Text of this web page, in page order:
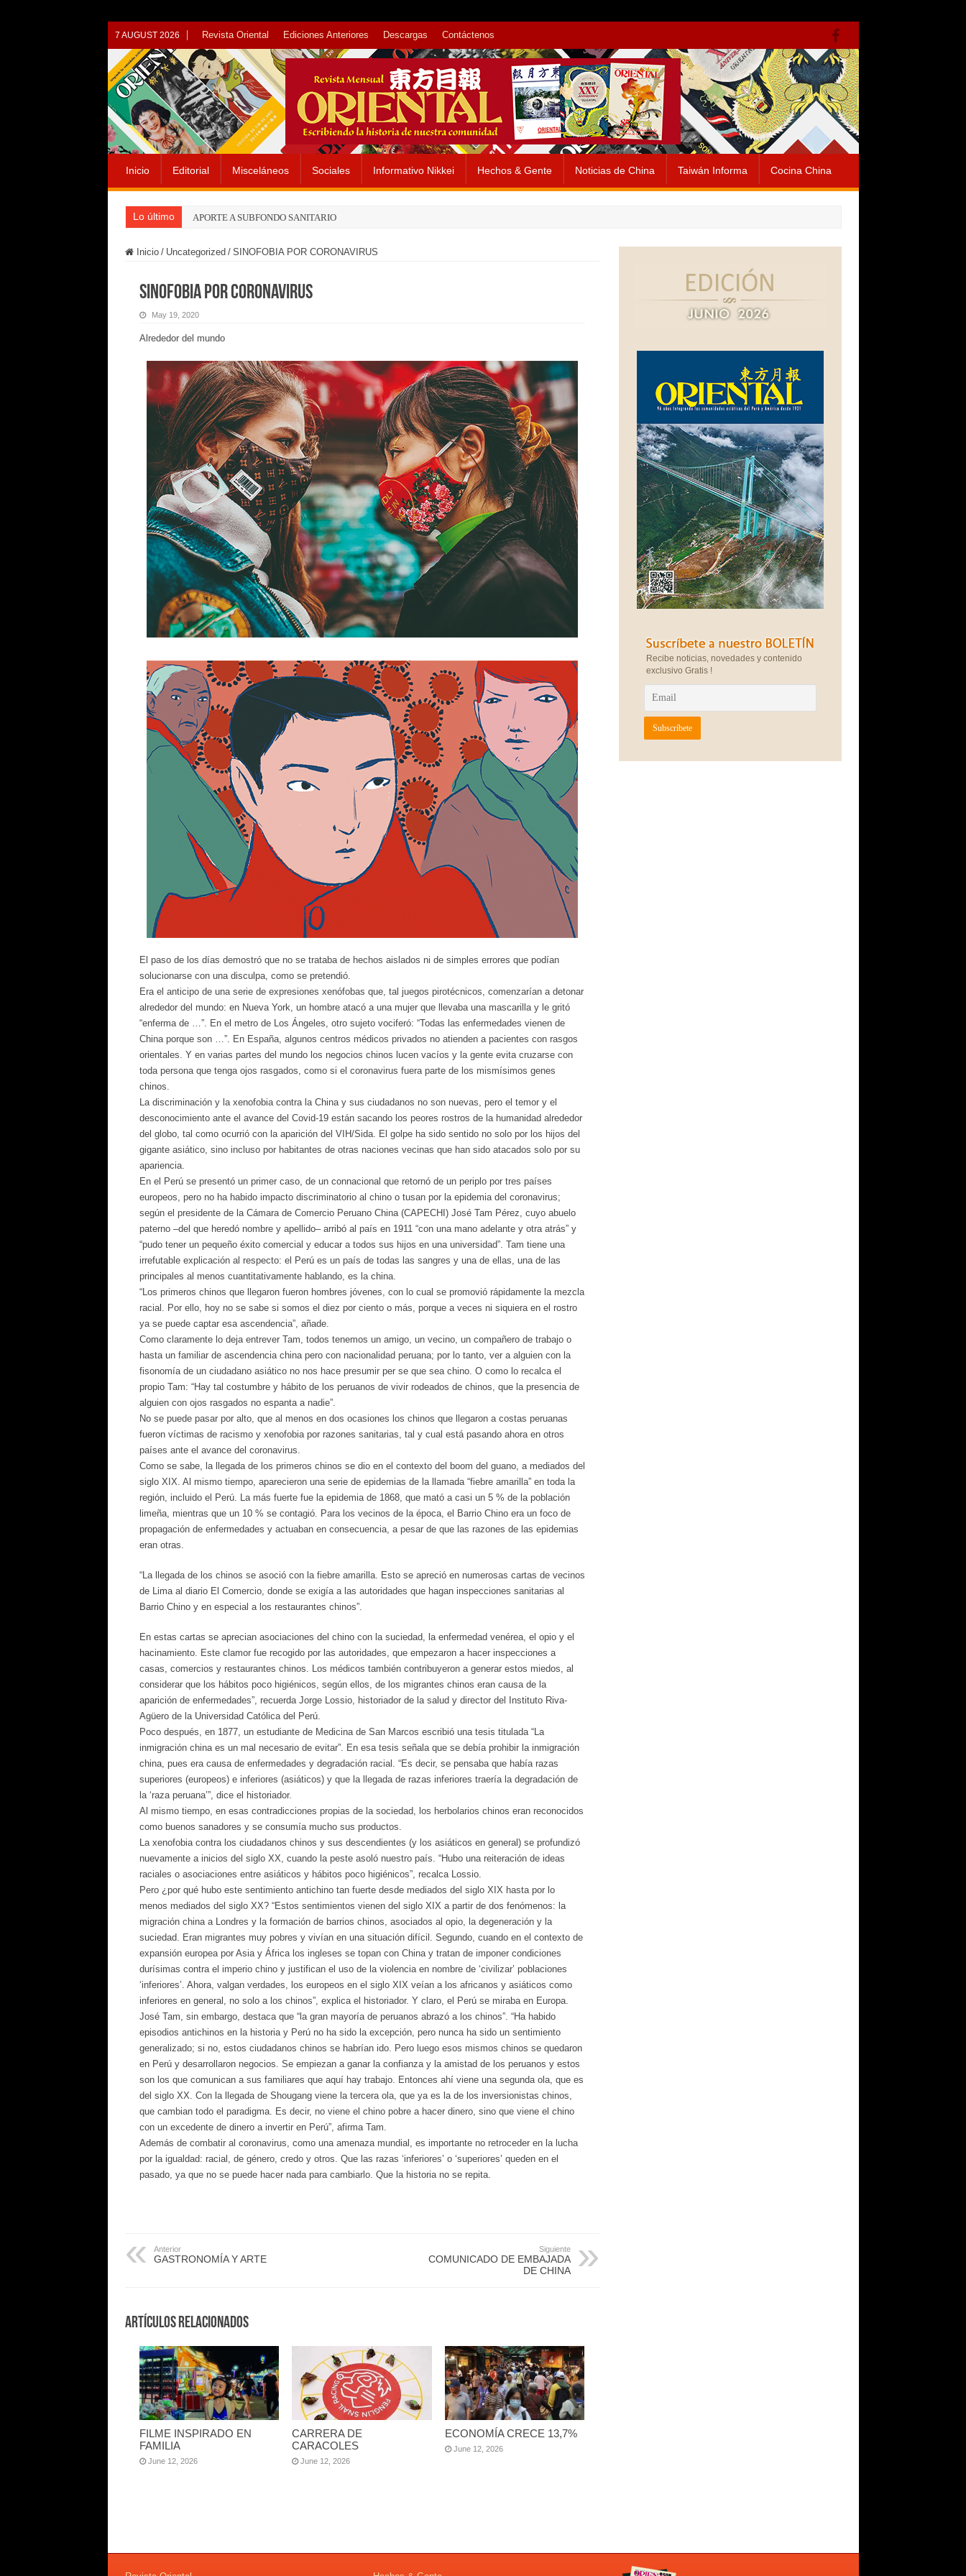
7 AUGUST 2026 Revista Oriental Ediciones Anteriores Descargas Contáctenos
Inicio Editorial Misceláneos Sociales Informativo Nikkei Hechos & Gente Noticias de China Taiwán Informa Cocina China
Lo último APORTE A SUBFONDO SANITARIO
Inicio / Uncategorized / SINOFOBIA POR CORONAVIRUS
SINOFOBIA POR CORONAVIRUS
May 19, 2020
Alrededor del mundo
El paso de los días demostró que no se trataba de hechos aislados ni de simples errores que podían
solucionarse con una disculpa, como se pretendió.
Era el anticipo de una serie de expresiones xenófobas que, tal juegos pirotécnicos, comenzarían a detonar
alrededor del mundo: en Nueva York, un hombre atacó a una mujer que llevaba una mascarilla y le gritó
“enferma de …”. En el metro de Los Ángeles, otro sujeto vociferó: “Todas las enfermedades vienen de
China porque son …”. En España, algunos centros médicos privados no atienden a pacientes con rasgos
orientales. Y en varias partes del mundo los negocios chinos lucen vacíos y la gente evita cruzarse con
toda persona que tenga ojos rasgados, como si el coronavirus fuera parte de los mismísimos genes
chinos.
La discriminación y la xenofobia contra la China y sus ciudadanos no son nuevas, pero el temor y el
desconocimiento ante el avance del Covid-19 están sacando los peores rostros de la humanidad alrededor
del globo, tal como ocurrió con la aparición del VIH/Sida. El golpe ha sido sentido no solo por los hijos del
gigante asiático, sino incluso por habitantes de otras naciones vecinas que han sido atacados solo por su
apariencia.
En el Perú se presentó un primer caso, de un connacional que retornó de un periplo por tres países
europeos, pero no ha habido impacto discriminatorio al chino o tusan por la epidemia del coronavirus;
según el presidente de la Cámara de Comercio Peruano China (CAPECHI) José Tam Pérez, cuyo abuelo
paterno –del que heredó nombre y apellido– arribó al país en 1911 “con una mano adelante y otra atrás” y
“pudo tener un pequeño éxito comercial y educar a todos sus hijos en una universidad”. Tam tiene una
irrefutable explicación al respecto: el Perú es un país de todas las sangres y una de ellas, una de las
principales al menos cuantitativamente hablando, es la china.
“Los primeros chinos que llegaron fueron hombres jóvenes, con lo cual se promovió rápidamente la mezcla
racial. Por ello, hoy no se sabe si somos el diez por ciento o más, porque a veces ni siquiera en el rostro
ya se puede captar esa ascendencia”, añade.
Como claramente lo deja entrever Tam, todos tenemos un amigo, un vecino, un compañero de trabajo o
hasta un familiar de ascendencia china pero con nacionalidad peruana; por lo tanto, ver a alguien con la
fisonomía de un ciudadano asiático no nos hace presumir per se que sea chino. O como lo recalca el
propio Tam: “Hay tal costumbre y hábito de los peruanos de vivir rodeados de chinos, que la presencia de
alguien con ojos rasgados no espanta a nadie”.
No se puede pasar por alto, que al menos en dos ocasiones los chinos que llegaron a costas peruanas
fueron víctimas de racismo y xenofobia por razones sanitarias, tal y cual está pasando ahora en otros
países ante el avance del coronavirus.
Como se sabe, la llegada de los primeros chinos se dio en el contexto del boom del guano, a mediados del
siglo XIX. Al mismo tiempo, aparecieron una serie de epidemias de la llamada “fiebre amarilla” en toda la
región, incluido el Perú. La más fuerte fue la epidemia de 1868, que mató a casi un 5 % de la población
limeña, mientras que un 10 % se contagió. Para los vecinos de la época, el Barrio Chino era un foco de
propagación de enfermedades y actuaban en consecuencia, a pesar de que las razones de las epidemias
eran otras.
“La llegada de los chinos se asoció con la fiebre amarilla. Esto se apreció en numerosas cartas de vecinos
de Lima al diario El Comercio, donde se exigía a las autoridades que hagan inspecciones sanitarias al
Barrio Chino y en especial a los restaurantes chinos”.
En estas cartas se aprecian asociaciones del chino con la suciedad, la enfermedad venérea, el opio y el
hacinamiento. Este clamor fue recogido por las autoridades, que empezaron a hacer inspecciones a
casas, comercios y restaurantes chinos. Los médicos también contribuyeron a generar estos miedos, al
considerar que los hábitos poco higiénicos, según ellos, de los migrantes chinos eran causa de la
aparición de enfermedades”, recuerda Jorge Lossio, historiador de la salud y director del Instituto Riva-
Agüero de la Universidad Católica del Perú.
Poco después, en 1877, un estudiante de Medicina de San Marcos escribió una tesis titulada “La
inmigración china es un mal necesario de evitar”. En esa tesis señala que se debía prohibir la inmigración
china, pues era causa de enfermedades y degradación racial. “Es decir, se pensaba que había razas
superiores (europeos) e inferiores (asiáticos) y que la llegada de razas inferiores traería la degradación de
la ‘raza peruana’”, dice el historiador.
Al mismo tiempo, en esas contradicciones propias de la sociedad, los herbolarios chinos eran reconocidos
como buenos sanadores y se consumía mucho sus productos.
La xenofobia contra los ciudadanos chinos y sus descendientes (y los asiáticos en general) se profundizó
nuevamente a inicios del siglo XX, cuando la peste asoló nuestro país. “Hubo una reiteración de ideas
raciales o asociaciones entre asiáticos y hábitos poco higiénicos”, recalca Lossio.
Pero ¿por qué hubo este sentimiento antichino tan fuerte desde mediados del siglo XIX hasta por lo
menos mediados del siglo XX? “Estos sentimientos vienen del siglo XIX a partir de dos fenómenos: la
migración china a Londres y la formación de barrios chinos, asociados al opio, la degeneración y la
suciedad. Eran migrantes muy pobres y vivían en una situación difícil. Segundo, cuando en el contexto de
expansión europea por Asia y África los ingleses se topan con China y tratan de imponer condiciones
durísimas contra el imperio chino y justifican el uso de la violencia en nombre de ‘civilizar’ poblaciones
‘inferiores’. Ahora, valgan verdades, los europeos en el siglo XIX veían a los africanos y asiáticos como
inferiores en general, no solo a los chinos”, explica el historiador. Y claro, el Perú se miraba en Europa.
José Tam, sin embargo, destaca que “la gran mayoría de peruanos abrazó a los chinos”. “Ha habido
episodios antichinos en la historia y Perú no ha sido la excepción, pero nunca ha sido un sentimiento
generalizado; si no, estos ciudadanos chinos se habrían ido. Pero luego esos mismos chinos se quedaron
en Perú y desarrollaron negocios. Se empiezan a ganar la confianza y la amistad de los peruanos y estos
son los que comunican a sus familiares que aquí hay trabajo. Entonces ahí viene una segunda ola, que es
del siglo XX. Con la llegada de Shougang viene la tercera ola, que ya es la de los inversionistas chinos,
que cambian todo el paradigma. Es decir, no viene el chino pobre a hacer dinero, sino que viene el chino
con un excedente de dinero a invertir en Perú”, afirma Tam.
Además de combatir al coronavirus, como una amenaza mundial, es importante no retroceder en la lucha
por la igualdad: racial, de género, credo y otros. Que las razas ‘inferiores’ o ‘superiores’ queden en el
pasado, ya que no se puede hacer nada para cambiarlo. Que la historia no se repita.
Anterior
GASTRONOMÍA Y ARTE
Siguiente
COMUNICADO DE EMBAJADA
DE CHINA
Artículos Relacionados
FILME INSPIRADO EN
FAMILIA
June 12, 2026
CARRERA DE
CARACOLES
June 12, 2026
ECONOMÍA CRECE 13,7%
June 12, 2026
Recibe noticias, novedades y contenido
exclusivo Gratis !